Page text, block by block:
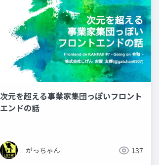
次元を超える事業家集団っぽいフロント
エンドの話
がっちゃん 137